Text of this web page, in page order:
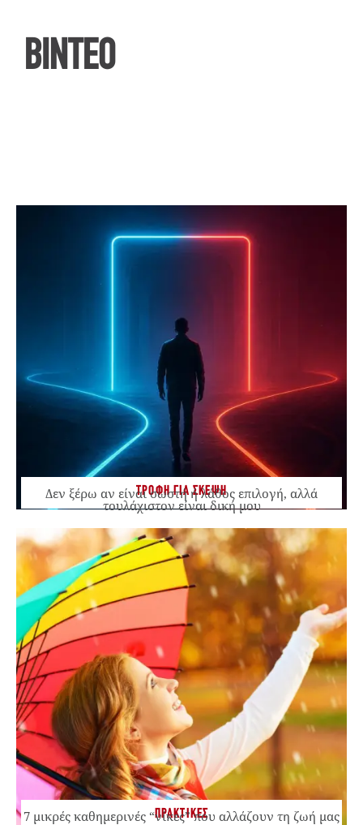
ΒΙΝΤΕΟ
ΤΡΟΦΗ ΓΙΑ ΣΚΕΨΗ
Δεν ξέρω αν είναι σωστή ή λάθος επιλογή, αλλά
τουλάχιστον είναι δική μου
ΠΡΑΚΤΙΚΕΣ
7 μικρές καθημερινές “νίκες” που αλλάζουν τη ζωή μας